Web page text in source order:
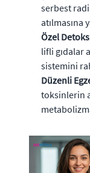
serbest
atılmasına
Özel
lifli gıdalar
sistemini
Düzenli
toksinlerin